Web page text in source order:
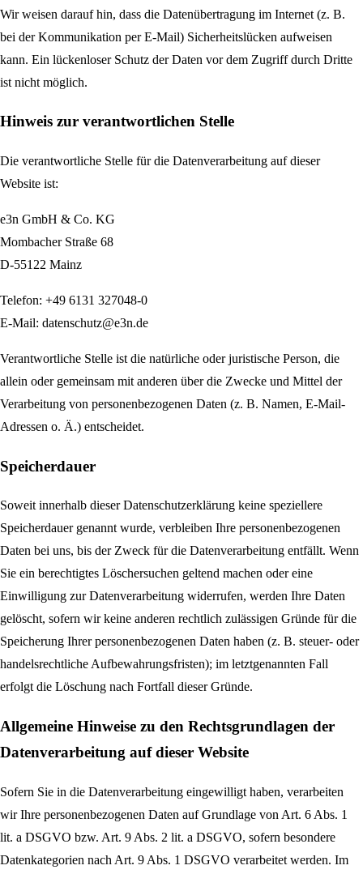
Wir weisen darauf hin, dass die Datenübertragung im Internet (z. B.
bei der Kommunikation per E-Mail) Sicherheitslücken aufweisen
kann. Ein lückenloser Schutz der Daten vor dem Zugriff durch Dritte
ist nicht möglich.
Hinweis zur verantwortlichen Stelle
Die verantwortliche Stelle für die Datenverarbeitung auf dieser
Website ist:
e3n GmbH & Co. KG
Mombacher Straße 68
D-55122 Mainz
Telefon: +49 6131 327048-0
E-Mail: datenschutz@e3n.de
Verantwortliche Stelle ist die natürliche oder juristische Person, die
allein oder gemeinsam mit anderen über die Zwecke und Mittel der
Verarbeitung von personenbezogenen Daten (z. B. Namen, E-Mail-
Adressen o. Ä.) entscheidet.
Speicherdauer
Soweit innerhalb dieser Datenschutzerklärung keine speziellere
Speicherdauer genannt wurde, verbleiben Ihre personenbezogenen
Daten bei uns, bis der Zweck für die Datenverarbeitung entfällt. Wenn
Sie ein berechtigtes Löschersuchen geltend machen oder eine
Einwilligung zur Datenverarbeitung widerrufen, werden Ihre Daten
gelöscht, sofern wir keine anderen rechtlich zulässigen Gründe für die
Speicherung Ihrer personenbezogenen Daten haben (z. B. steuer- oder
handelsrechtliche Aufbewahrungsfristen); im letztgenannten Fall
erfolgt die Löschung nach Fortfall dieser Gründe.
Allgemeine Hinweise zu den Rechtsgrundlagen der
Datenverarbeitung auf dieser Website
Sofern Sie in die Datenverarbeitung eingewilligt haben, verarbeiten
wir Ihre personenbezogenen Daten auf Grundlage von Art. 6 Abs. 1
lit. a DSGVO bzw. Art. 9 Abs. 2 lit. a DSGVO, sofern besondere
Datenkategorien nach Art. 9 Abs. 1 DSGVO verarbeitet werden. Im